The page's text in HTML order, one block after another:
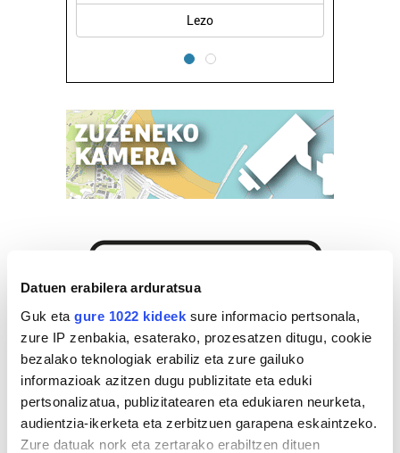
Datuen erabilera arduratsua
Guk eta gure 1022 kideek sure informacio pertsonala,
zure IP zenbakia, esaterako, prozesatzen ditugu, cookie
bezalako teknologiak erabiliz eta zure gailuko
informazioak azitzen dugu publizitate eta eduki
pertsonalizatua, publizitatearen eta edukiaren neurketa,
audientzia-ikerketa eta zerbitzuen garapena eskaintzeko.
Zure datuak nork eta zertarako erabiltzen dituen
Errenteria-Orereta